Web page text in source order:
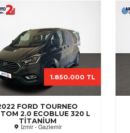
FORD TOURNEO
2.0 ECOBLUE 320 L
TITANIUM
İzmir - Gaziemir
1.850.000 TL